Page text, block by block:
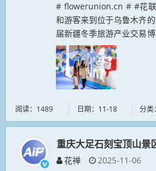
# flowerunion.cn # #花
和游客来到位于乌鲁木齐
届新疆冬季旅游产业交易
览会于11月14日开幕，为
方...
阅读：1489 日期：11-18 分类
重庆大足石刻宝顶山景
花禅
2025-11-06